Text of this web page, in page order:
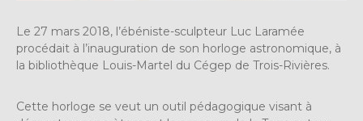
Le 27 mars 2018, l’ébéniste-sculpteur Luc Laramée
procédait à l’inauguration de son horloge astronomique, à
la bibliothèque Louis-Martel du Cégep de Trois-Rivières.
Cette horloge se veut un outil pédagogique visant à